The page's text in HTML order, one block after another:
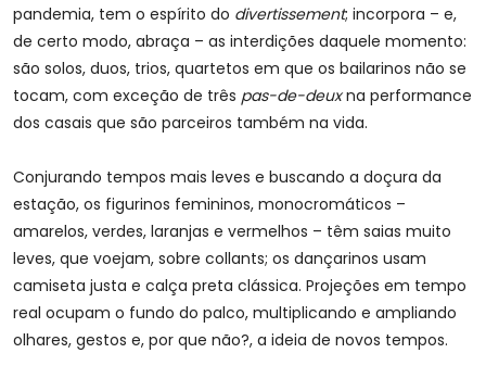
pandemia, tem o espírito do divertissement; incorpora – e,
de certo modo, abraça – as interdições daquele momento:
são solos, duos, trios, quartetos em que os bailarinos não se
tocam, com exceção de três pas-de-deuxna performance
dos casais que são parceiros também na vida.
Conjurando tempos mais leves e buscando a doçura da
estação, os figurinos femininos, monocromáticos –
amarelos, verdes, laranjas e vermelhos – têm saias muito
leves, que voejam, sobre collants; os dançarinos usam
camiseta justa e calça preta clássica. Projeções em tempo
real ocupam o fundo do palco, multiplicando e ampliando
olhares, gestos e, por que não?, a ideia de novos tempos.